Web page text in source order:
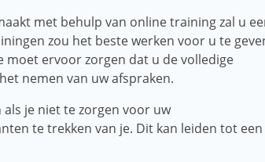
met behulp van online training zal u
zou het beste werken voor u te
moet ervoor zorgen dat u de volledige
nemen van uw afspraken.
je niet te zorgen voor uw
te trekken van je. Dit kan leiden tot een